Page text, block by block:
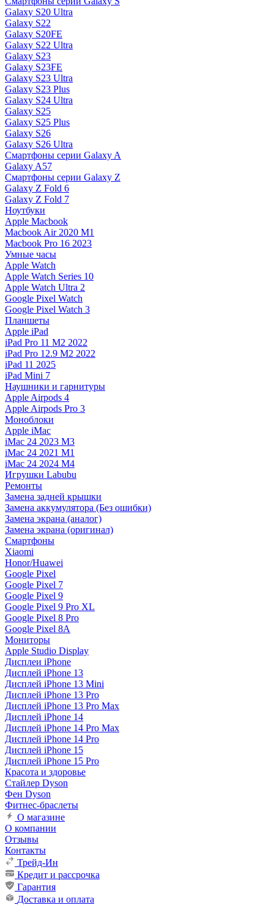
Galaxy S20 Ultra
Galaxy S22
Galaxy S20FE
Galaxy S22 Ultra
Galaxy S23
Galaxy S23FE
Galaxy S23 Ultra
Galaxy S23 Plus
Galaxy S24 Ultra
Galaxy S25
Galaxy S25 Plus
Galaxy S26
Galaxy S26 Ultra
Смартфоны серии Galaxy A
Galaxy A57
Смартфоны серии Galaxy Z
Galaxy Z Fold 6
Galaxy Z Fold 7
Ноутбуки
Apple Macbook
Macbook Air 2020 M1
Macbook Pro 16 2023
Умные часы
Apple Watch
Apple Watch Series 10
Apple Watch Ultra 2
Google Pixel Watch
Google Pixel Watch 3
Планшеты
Apple iPad
iPad Pro 11 M2 2022
iPad Pro 12.9 M2 2022
iPad 11 2025
iPad Mini 7
Наушники и гарнитуры
Apple Airpods 4
Apple Airpods Pro 3
Моноблоки
Apple iMac
iMac 24 2023 M3
iMac 24 2021 M1
iMac 24 2024 M4
Игрушки Labubu
Ремонты
Замена задней крышки
Замена аккумулятора (Без ошибки)
Замена экрана (аналог)
Замена экрана (оригинал)
Смартфоны
Xiaomi
Honor/Huawei
Google Pixel
Google Pixel 7
Google Pixel 9
Google Pixel 9 Pro XL
Google Pixel 8 Pro
Google Pixel 8A
Мониторы
Apple Studio Display
Дисплеи iPhone
Дисплей iPhone 13
Дисплей iPhone 13 Mini
Дисплей iPhone 13 Pro
Дисплей iPhone 13 Pro Max
Дисплей iPhone 14
Дисплей iPhone 14 Pro Max
Дисплей iPhone 14 Pro
Дисплей iPhone 15
Дисплей iPhone 15 Pro
Красота и здоровье
Стайлер Dyson
Фен Dyson
Фитнес-браслеты
О магазине
О компании
Отзывы
Контакты
Трейд-Ин
Кредит и рассрочка
Гарантия
Доставка и оплата